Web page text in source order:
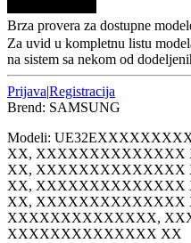
Brza provera za dostupne
Za uvid u kompletnu listu
na sistem sa nekom od
Prijava|Registracija
Brend: SAMSUNG
Modeli: UE32E
XX,
XX,
XX,
XX, XXXXXXXXXXXXXX
XXXXXXXXXXXXXX,
XXXXXXXXXXXXXX XX